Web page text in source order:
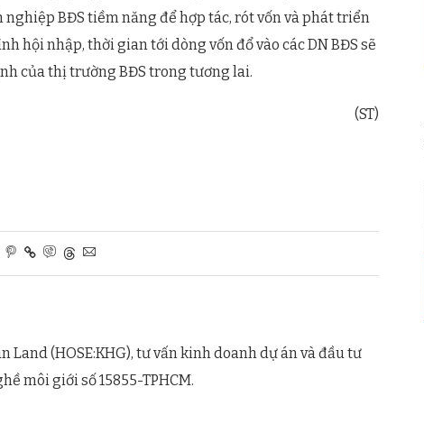
BĐS tiềm năng để hợp tác, rót vốn và phát triển
hội nhập, thời gian tới dòng vốn đổ vào các DN BĐS sẽ
của thị trường BĐS trong tương lai.
(ST)
Land (HOSE:KHG), tư vấn kinh doanh dự án và đầu tư
môi giới số 15855-TPHCM.